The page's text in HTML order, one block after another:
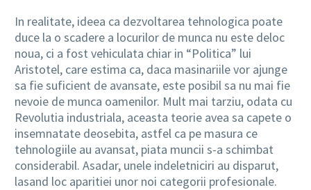
In realitate, ideea ca dezvoltarea tehnologica poate
duce la o scadere a locurilor de munca nu este deloc
noua, ci a fost vehiculata chiar in “Politica” lui
Aristotel, care estima ca, daca masinariile vor ajunge
sa fie suficient de avansate, este posibil sa nu mai fie
nevoie de munca oamenilor. Mult mai tarziu, odata cu
Revolutia industriala, aceasta teorie avea sa capete o
insemnatate deosebita, astfel ca pe masura ce
tehnologiile au avansat, piata muncii s-a schimbat
considerabil. Asadar, unele indeletniciri au disparut,
lasand loc aparitiei unor noi categorii profesionale.